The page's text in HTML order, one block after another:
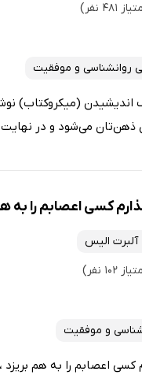
۴۸۱ نفر)
روانشناسی و موفقیت
می‌شود و در نهایت
کسی اعصابم را به
آلبرت الیس
۱۰۲ نفر)
و موفقیت
اعصابم را به هم